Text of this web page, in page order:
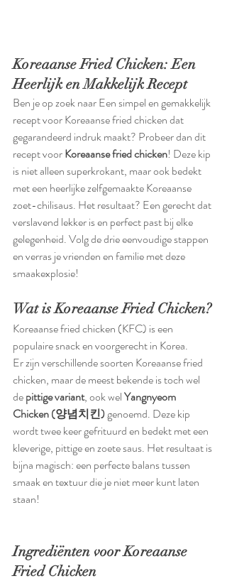
Koreaanse Fried Chicken: Een
Heerlijk en Makkelijk Recept
Ben je op zoek naar Een simpel en gemakkelijk
recept voor Koreaanse fried chicken dat
gegarandeerd indruk maakt? Probeer dan dit
recept voor Koreaanse fried chicken! Deze kip
is niet alleen superkrokant, maar ook bedekt
met een heerlijke zelfgemaakte Koreaanse
zoet-chilisaus. Het resultaat? Een gerecht dat
verslavend lekker is en perfect past bij elke
gelegenheid. Volg de drie eenvoudige stappen
en verras je vrienden en familie met deze
smaakexplosie!
Wat is Koreaanse Fried Chicken?
Koreaanse fried chicken (KFC) is een
populaire snack en voorgerecht in Korea.
Er zijn verschillende soorten Koreaanse fried
chicken, maar de meest bekende is toch wel
de pittige variant, ook wel Yangnyeom
Chicken (양념치킨) genoemd. Deze kip
wordt twee keer gefrituurd en bedekt met een
kleverige, pittige en zoete saus. Het resultaat is
bijna magisch: een perfecte balans tussen
smaak en textuur die je niet meer kunt laten
staan!
Ingrediënten voor Koreaanse
Fried Chicken